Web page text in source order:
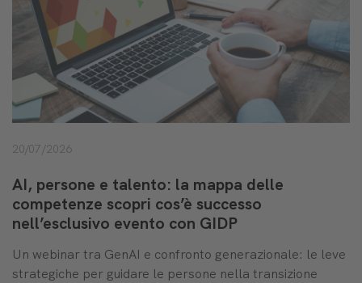
20/07/2026
AI, persone e talento: la mappa delle
competenze scopri cos’è successo
nell’esclusivo evento con GIDP
Un webinar tra GenAI e confronto generazionale: le leve
strategiche per guidare le persone nella transizione